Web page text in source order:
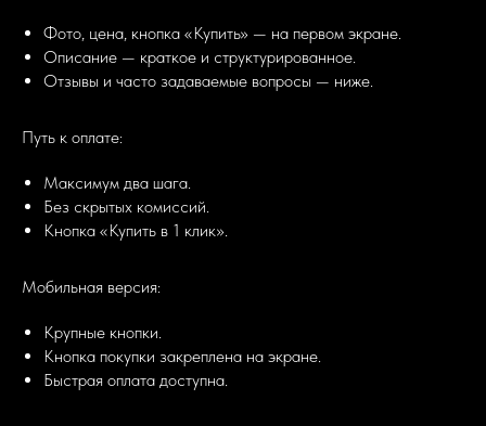
Фото, цена, кнопка «Купить» — на первом экране.
Описание — краткое и структурированное.
Отзывы и часто задаваемые вопросы — ниже.
Путь к оплате:
Максимум два шага.
Без скрытых комиссий.
Кнопка «Купить в 1 клик».
Мобильная версия:
Крупные кнопки.
Кнопка покупки закреплена на экране.
Быстрая оплата доступна.